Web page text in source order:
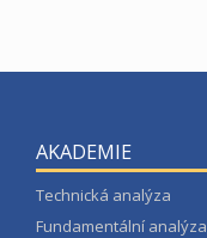
AKADEMIE
Technická analýza
Fundamentální analýza